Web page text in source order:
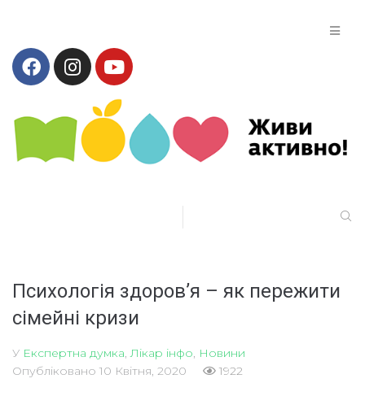
Психологія здоров’я – як пережити
сімейні кризи
У Експертна думка Лікар інфо Новини
Опубліковано 10 Квітня, 2020 1922